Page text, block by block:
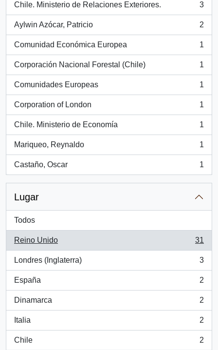
Chile. Ministerio de Relaciones Exteriores.
, 3 resultados
3
Aylwin Azócar, Patricio
, 2 resultados
2
Comunidad Económica Europea
, 1 resultados
1
Corporación Nacional Forestal (Chile)
, 1 resultados
1
Comunidades Europeas
, 1 resultados
1
Corporation of London
, 1 resultados
1
Chile. Ministerio de Economía
, 1 resultados
1
Mariqueo, Reynaldo
, 1 resultados
1
Castaño, Oscar
, 1 resultados
1
Lugar
Todos
Reino Unido
, 31 resultados
31
Londres (Inglaterra)
, 3 resultados
3
España
, 2 resultados
2
Dinamarca
, 2 resultados
2
Italia
, 2 resultados
2
Chile
, 2 resultados
2